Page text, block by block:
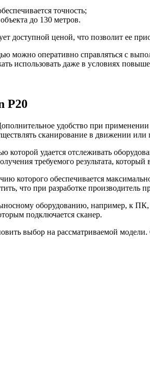
точность;
до 130 метров.
доступной ценой, что позволит ее
можно оперативно справляться с
использовать даже в условиях
P20
удобство при
сканирование в движении
удается отслеживать
требуемого результата, который
которого обеспечивается
что при разработке производитель
оборудованию, например, к
подключается сканер.
выбор на рассматриваемой